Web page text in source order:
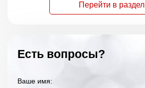
Перейти в раздел
Есть вопросы?
Ваше имя: